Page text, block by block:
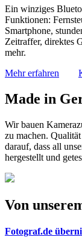
Ein winziges
Funktionen:
Smartphone,
Zeitraffer, direktes
mehr.
Mehr erfahren
Made in
Wir bauen
zu machen.
darauf, dass all
hergestellt und
Von
Fotograf.de